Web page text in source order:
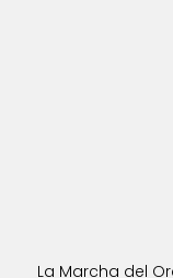
La Marcha del